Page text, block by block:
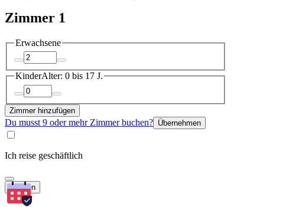
Zimmer 1
Erwachsene
KinderAlter: 0 bis 17 J.
Zimmer hinzufügen
Du musst 9 oder mehr Zimmer buchen? Übernehmen
Ich reise geschäftlich
Suchen